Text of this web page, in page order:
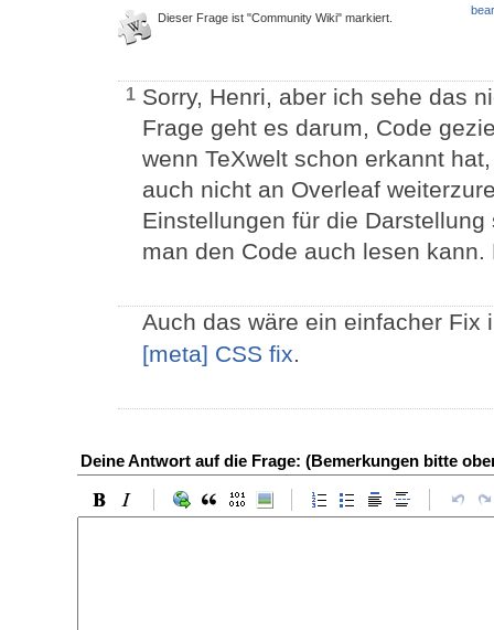
Dieser Frage ist "Community Wiki" markiert.
1 Sorry, Henri, aber ich sehe das
Frage geht es darum, Code
wenn TeXwelt schon erkannt
auch nicht an Overleaf
Einstellungen für die
man den Code auch lesen
Auch das wäre ein einfacher Fix
[meta] CSS fix.
Deine Antwort auf die Frage: (Bemerkungen bitte